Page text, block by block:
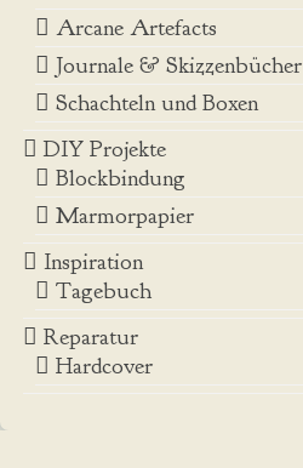
Arcane Artefacts
Journale & Skizzenbücher
Schachteln und Boxen
DIY Projekte
Blockbindung
Marmorpapier
Inspiration
Tagebuch
Reparatur
Hardcover